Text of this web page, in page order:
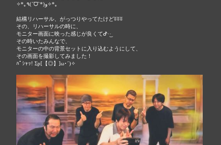
✧*｡٩(ˊᗜˋ*)و✧*｡
結構リハーサル、がっつりやってたけどʬʬʬ
その、リハーサルの時に、
モニター画面に映った感じが良くてᕷ·͜· ︎︎
その時いたみんなで、
モニターの中の背景セットに入り込むようにして、
その画面を撮影してみました！
ﾊﾟｼｬｯ! Σp[【◎】]ω･´)✧